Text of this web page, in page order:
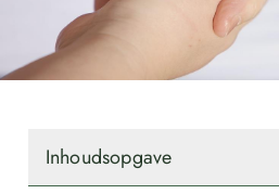
Inhoudsopgave